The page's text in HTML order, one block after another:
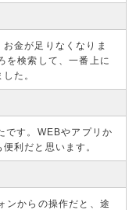
金が足りなくなりま
を検索して、一番上に
た。
です。WEBやアプリか
利だと思います。
ンからの操作だと、途